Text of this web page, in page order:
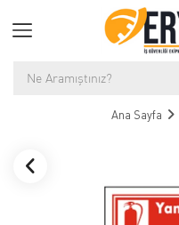
Ana Sayfa